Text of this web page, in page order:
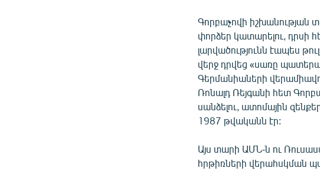
Գորբաչովի իշխանության
փորձեր կատարելու, դրսի
լարվածությունն էապես
վերջ դրվեց «սառը
Գերմանիաների
Ռոնալդ Ռեյգանի հետ
սանձելու, ատոմային
1987 թվականն էր:
Այս տարի ԱՄՆ-ն ու
հրթիռների վերահսկման